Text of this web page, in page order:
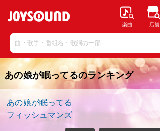
楽曲 店舗
あの娘が眠ってるのランキング
あの娘が眠ってる
フィッシュマンズ